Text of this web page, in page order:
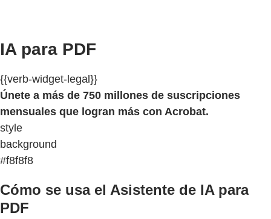
IA para PDF
{{verb-widget-legal}}
Únete a más de 750 millones de suscripciones
mensuales que logran más con Acrobat.
style
background
#f8f8f8
Cómo se usa el Asistente de IA para
PDF